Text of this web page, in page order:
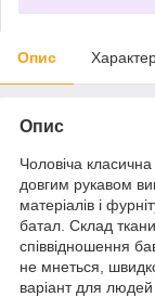
Опис
Опис
Чоловіча
довгим рукавом
матеріалів і
батал. Склад
співвідношення
не мнеться,
варіант для